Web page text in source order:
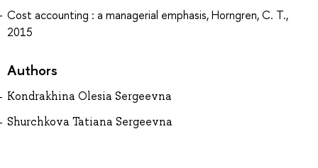
Cost accounting : a managerial emphasis, Horngren, C. T.,
2015
Authors
Kondrakhina Olesia Sergeevna
Shurchkova Tatiana Sergeevna